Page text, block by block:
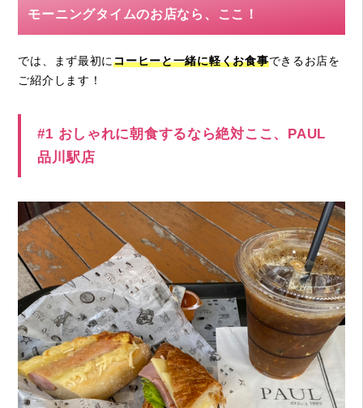
モーニングタイムのお店なら、ここ！
では、まず最初にコーヒーと一緒に軽くお食事できるお店を
ご紹介します！
#1 おしゃれに朝食するなら絶対ここ、PAUL
品川駅店